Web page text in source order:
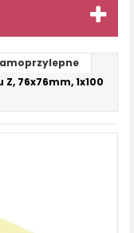
76x76mm, 1x100